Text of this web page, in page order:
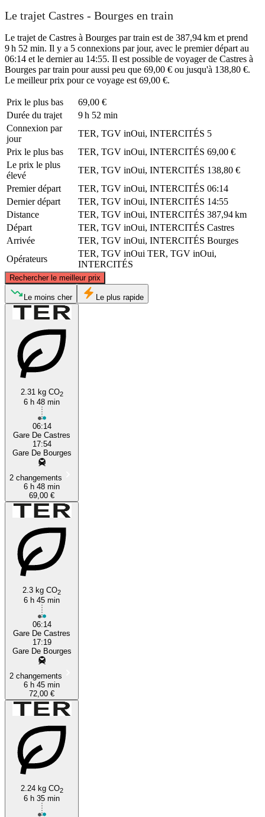
Le trajet Castres - Bourges en train
Le trajet de Castres à Bourges par train est de 387,94 km et prend
9 h 52 min. Il y a 5 connexions par jour, avec le premier départ au
06:14 et le dernier au 14:55. Il est possible de voyager de Castres à
Bourges par train pour aussi peu que 69,00 € ou jusqu'à 138,80 €.
Le meilleur prix pour ce voyage est 69,00 €.
Prix ​​le plus bas
69,00 €
Durée du trajet
9 h 52 min
Connexion par
jour
TER, TGV inOui, INTERCITÉS 5
Prix ​​le plus bas
TER, TGV inOui, INTERCITÉS 69,00 €
Le prix le plus
élevé
TER, TGV inOui, INTERCITÉS 138,80 €
Premier départ
TER, TGV inOui, INTERCITÉS 06:14
Dernier départ
TER, TGV inOui, INTERCITÉS 14:55
Distance
TER, TGV inOui, INTERCITÉS 387,94 km
Départ
TER, TGV inOui, INTERCITÉS Castres
Arrivée
TER, TGV inOui, INTERCITÉS Bourges
Opérateurs
TER, TGV inOui TER, TGV inOui,
INTERCITÉS
Rechercher le meilleur prix
Bourges
Le moins cher Le plus rapide
2.31 kg CO2
6 h 48 min
06:14
Gare De Castres
17:54
Gare De Bourges
2 changements
6 h 48 min
69,00 €
2.3 kg CO2
6 h 45 min
06:14
Gare De Castres
17:19
Gare De Bourges
2 changements
6 h 45 min
72,00 €
2.24 kg CO2
6 h 35 min